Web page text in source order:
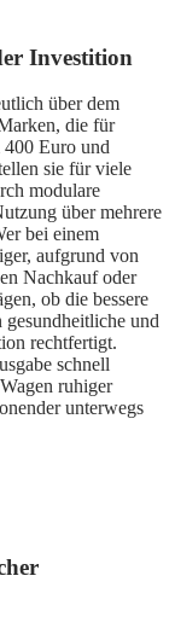
Investition
über dem
die für
400 Euro und
sie für viele
modulare
über mehrere
bei einem
aufgrund von
Nachkauf oder
ob die bessere
und
rechtfertigt.
schnell
ruhiger
unterwegs